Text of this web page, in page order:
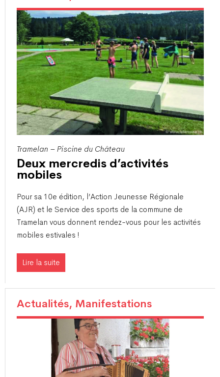
Tramelan – Piscine du Château
Deux mercredis d’activités
mobiles
​Pour sa 10e édition, l’Action Jeunesse Régionale
(AJR) et le Service des sports de la commune de
Tramelan vous donnent rendez-vous pour les activités
mobiles estivales !
Lire la suite
Actualités, Manifestations